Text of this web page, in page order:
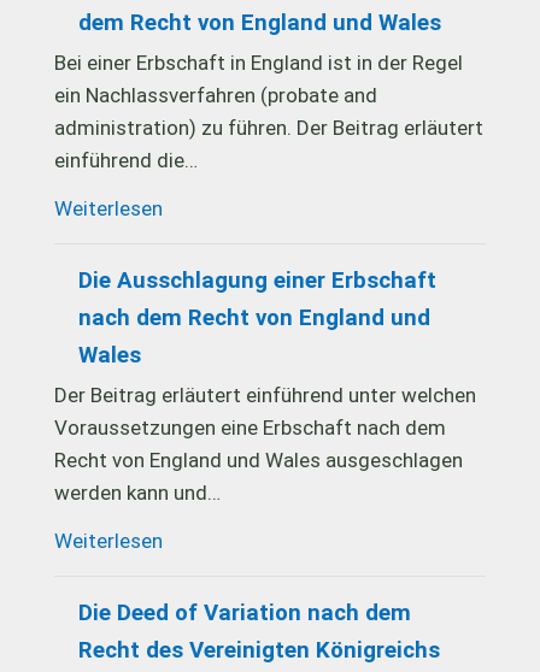
dem Recht von England und Wales
Bei einer Erbschaft in England ist in der Regel
ein Nachlassverfahren (probate and
administration) zu führen. Der Beitrag erläutert
einführend die…
Weiterlesen
Die Ausschlagung einer Erbschaft
nach dem Recht von England und
Wales
Der Beitrag erläutert einführend unter welchen
Voraussetzungen eine Erbschaft nach dem
Recht von England und Wales ausgeschlagen
werden kann und…
Weiterlesen
Die Deed of Variation nach dem
Recht des Vereinigten Königreichs